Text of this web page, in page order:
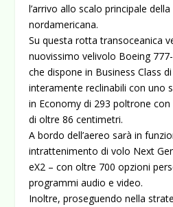
l’arrivo allo scalo principale
nordamericana.
Su questa rotta transoceanica
nuovissimo velivolo Boeing
che dispone in Business Class
interamente reclinabili con uno
in Economy di 293 poltrone
di oltre 86 centimetri.
A bordo dell’aereo sarà in
intrattenimento di volo Next
eX2 – con oltre 700 opzioni
programmi audio e video.
Inoltre, proseguendo nella